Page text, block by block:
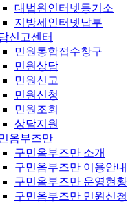
대법원인터넷등기소
지방세인터넷납부
신고센터
민원통합접수창구
민원상담
민원신고
민원신청
민원조회
상담지원
옴부즈만
구민옴부즈만 소개
구민옴부즈만 이용안내
구민옴부즈만 운영현황
구민옴부즈만 민원신청